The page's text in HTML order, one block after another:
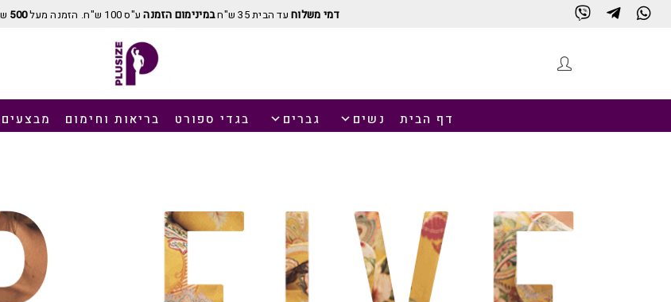
דמי משלוחעד הבית 35 ש"ח במינימום הזמנהע"ס 100 ש"ח. הזמנה מעל 500
דף הבית נשים גברים בגדי ספורט בריאות וחימום מבצעים